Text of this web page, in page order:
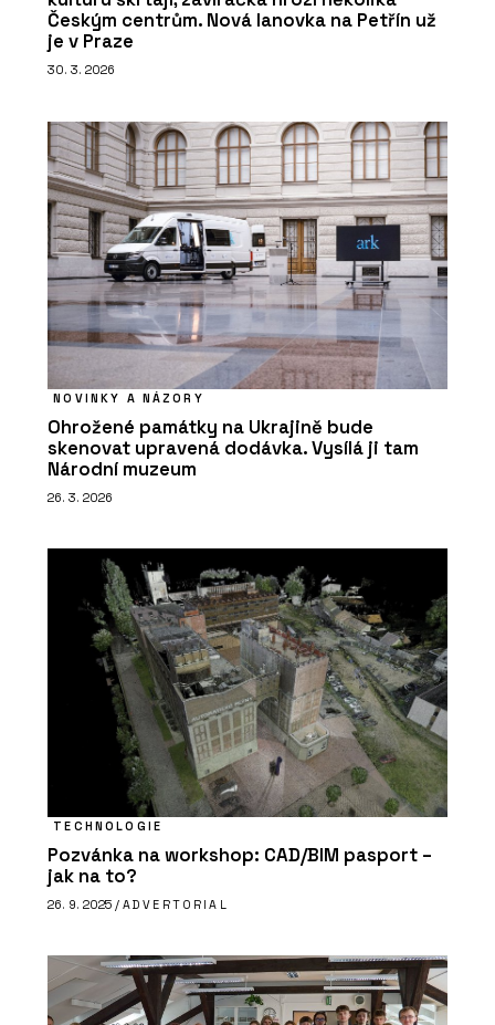
Českým centrům. Nová lanovka na Petřín už
je v Praze
30. 3. 2026
NOVINKY A NÁZORY
Ohrožené památky na Ukrajině bude
skenovat upravená dodávka. Vysílá ji tam
Národní muzeum
26. 3. 2026
TECHNOLOGIE
Pozvánka na workshop: CAD/BIM pasport –
jak na to?
26. 9. 2025 / ADVERTORIAL